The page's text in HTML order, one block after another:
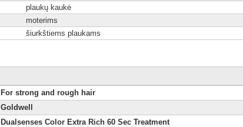
plaukų kaukė
moterims
šiurkštiems plaukams
For strong and rough hair
Goldwell
Dualsenses Color Extra Rich 60 Sec Treatment